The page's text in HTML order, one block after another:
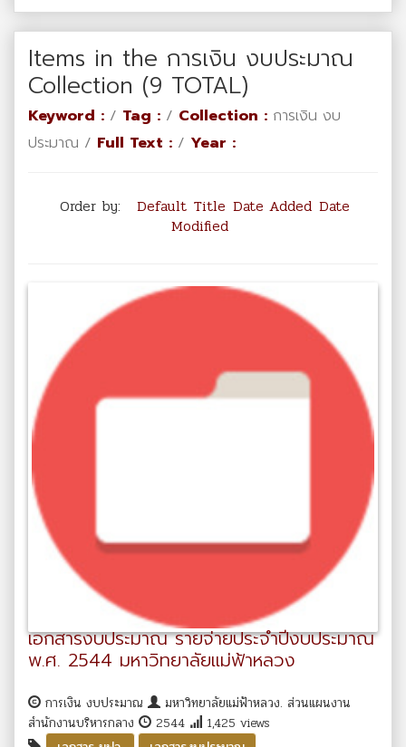
Items in the การเงิน งบประมาณ
Collection (9 TOTAL)
Keyword : / Tag : / Collection : การเงิน งบ
ประมาณ / Full Text : / Year :
Order by: Default Title Date Added Date
Modified
เอกสารงบประมาณ รายจ่ายประจำปีงบประมาณ
พ.ศ. 2544 มหาวิทยาลัยแม่ฟ้าหลวง
การเงิน งบประมาณ
มหาวิทยาลัยแม่ฟ้าหลวง. ส่วนแผนงาน
สำนักงานบริหารกลาง
2544
1,425 views